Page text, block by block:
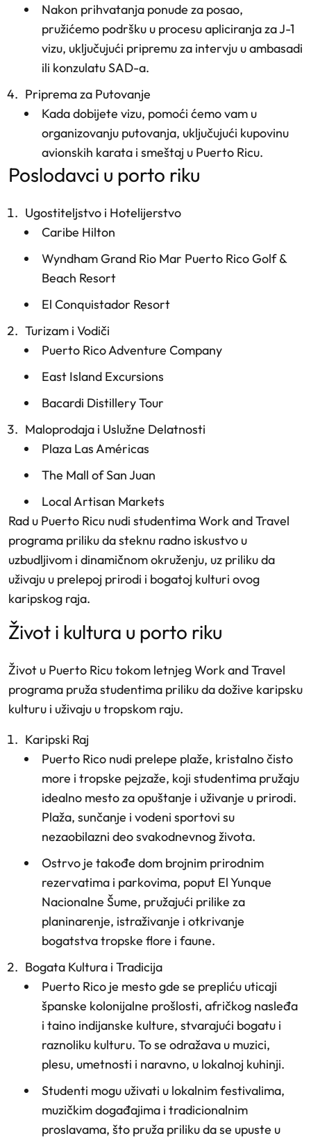
Nakon prihvatanja ponude za posao,
pružićemo podršku u procesu apliciranja za J-1
vizu, uključujući pripremu za intervju u ambasadi
ili konzulatu SAD-a.
Priprema za Putovanje
Kada dobijete vizu, pomoći ćemo vam u
organizovanju putovanja, uključujući kupovinu
avionskih karata i smeštaj u Puerto Ricu.
poslodavci u porto riku
Ugostiteljstvo i Hotelijerstvo
Caribe Hilton
Wyndham Grand Rio Mar Puerto Rico Golf &
Beach Resort
El Conquistador Resort
Turizam i Vodiči
Puerto Rico Adventure Company
East Island Excursions
Bacardi Distillery Tour
Maloprodaja i Uslužne Delatnosti
Plaza Las Américas
The Mall of San Juan
Local Artisan Markets
Rad u Puerto Ricu nudi studentima Work and Travel
programa priliku da steknu radno iskustvo u
uzbudljivom i dinamičnom okruženju, uz priliku da
uživaju u prelepoj prirodi i bogatoj kulturi ovog
karipskog raja.
život i kultura u porto riku
Život u Puerto Ricu tokom letnjeg Work and Travel
programa pruža studentima priliku da dožive karipsku
kulturu i uživaju u tropskom raju.
Karipski Raj
Puerto Rico nudi prelepe plaže, kristalno čisto
more i tropske pejzaže, koji studentima pružaju
idealno mesto za opuštanje i uživanje u prirodi.
Plaža, sunčanje i vodeni sportovi su
nezaobilazni deo svakodnevnog života.
Ostrvo je takođe dom brojnim prirodnim
rezervatima i parkovima, poput El Yunque
Nacionalne Šume, pružajući prilike za
planinarenje, istraživanje i otkrivanje
bogatstva tropske flore i faune.
Bogata Kultura i Tradicija
Puerto Rico je mesto gde se prepliću uticaji
španske kolonijalne prošlosti, afričkog nasleđa
i taino indijanske kulture, stvarajući bogatu i
raznoliku kulturu. To se odražava u muzici,
plesu, umetnosti i naravno, u lokalnoj kuhinji.
Studenti mogu uživati u lokalnim festivalima,
muzičkim događajima i tradicionalnim
proslavama, što pruža priliku da se upuste u